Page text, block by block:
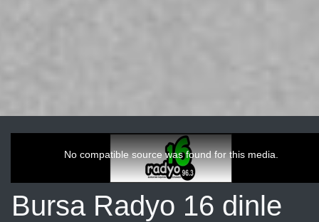
No compatible source was found for this media.
Bursa Radyo 16 dinle